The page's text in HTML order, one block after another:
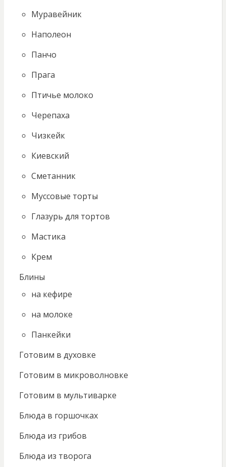
Муравейник
Наполеон
Панчо
Прага
Птичье молоко
Черепаха
Чизкейк
Киевский
Сметанник
Муссовые торты
Глазурь для тортов
Мастика
Крем
Блины
на кефире
на молоке
Панкейки
Готовим в духовке
Готовим в микроволновке
Готовим в мультиварке
Блюда в горшочках
Блюда из грибов
Блюда из творога